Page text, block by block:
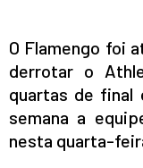
O Flamengo foi
derrotar o
quartas de final
semana a
nesta quarta-